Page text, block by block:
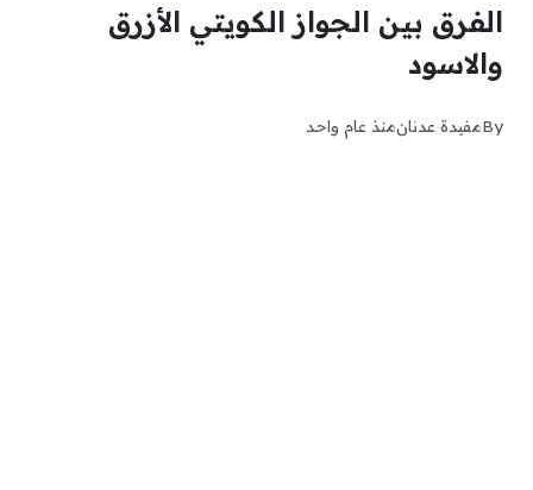
الفرق بين الجواز الكويتي الأزرق
والاسود
Byمفيدة عدنانمنذ عام واحد